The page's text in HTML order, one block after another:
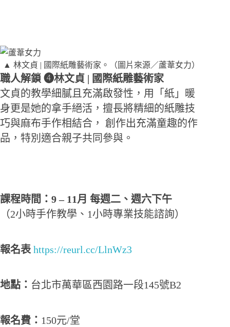
▲ 林文貞 | 國際紙雕藝術家。（圖片來源／蘆葦女力）
職人解鎖 ➍林文貞 | 國際紙雕藝術家
文貞的教學細膩且充滿啟發性，用「紙」暖
身更是她的拿手絕活，擅長將精細的紙雕技
巧與麻布手作相結合， 創作出充滿童趣的作
品，特別適合親子共同參與。
課程時間：9 – 11月 每週二、週六下午
（2小時手作教學、1小時專業技能諮詢）
報名表 https://reurl.cc/LlnWz3
地點： 台北市萬華區西園路一段145號B2
報名費： 150元/堂​